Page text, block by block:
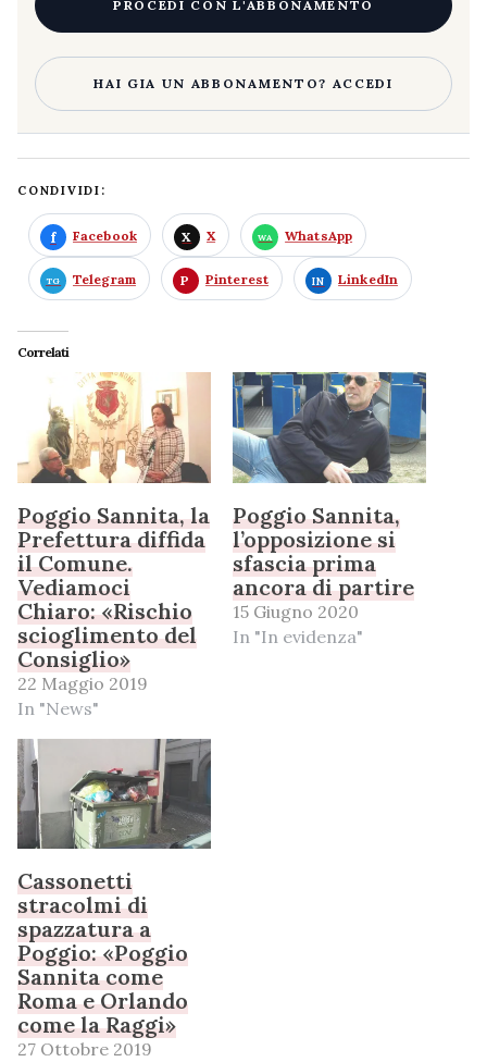
PROCEDI CON L'ABBONAMENTO
HAI GIA UN ABBONAMENTO? ACCEDI
CONDIVIDI:
Facebook X WhatsApp
Telegram Pinterest LinkedIn
Correlati
Poggio Sannita, la
Prefettura diffida
il Comune.
Vediamoci
Chiaro: «Rischio
scioglimento del
Consiglio»
22 Maggio 2019
In "News"
Poggio Sannita,
l’opposizione si
sfascia prima
ancora di partire
15 Giugno 2020
In "In evidenza"
Cassonetti
stracolmi di
spazzatura a
Poggio: «Poggio
Sannita come
Roma e Orlando
come la Raggi»
27 Ottobre 2019